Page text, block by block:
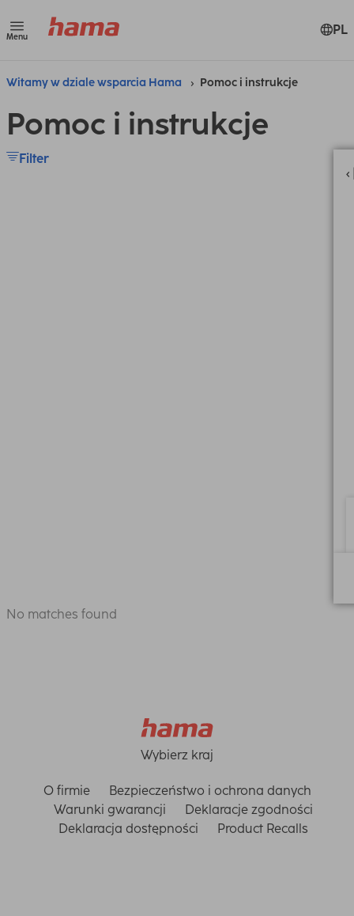
Menu PL
Witamy w dziale wsparcia Hama Pomoc i instrukcje
Pomoc i instrukcje
Filter
No matches found
Wybierz kraj
O firmie
Bezpieczeństwo i ochrona danych
Warunki gwarancji
Deklaracje zgodności
Deklaracja dostępności
Product Recalls